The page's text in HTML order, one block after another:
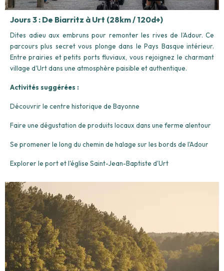
Jours 3 : De Biarritz à Urt (28km / 120d+)
Dites adieu aux embruns pour remonter les rives de l’Adour. Ce
parcours plus secret vous plonge dans le Pays Basque intérieur.
Entre prairies et petits ports fluviaux, vous rejoignez le charmant
village d'Urt dans une atmosphère paisible et authentique.
Activités suggérées :
Découvrir le centre historique de Bayonne
Faire une dégustation de produits locaux dans une ferme alentour
Se promener le long du chemin de halage sur les bords de l'Adour
Explorer le port et l'église Saint-Jean-Baptiste d'Urt